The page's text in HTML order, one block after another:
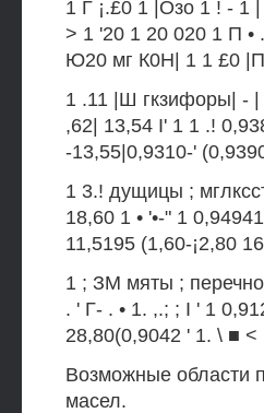
1 Г ¡.£0 1 |Озо 1 ! - 1
> 1 '20 1 20 020 1 П
Ю20 мг К0Н| 1 1 £0
1 .11 |Ш гкзифоры| - |
,62| 13,54 I' 1 1 .!
-13,55|0,9310-'
1 3.! дущицы ;
18,60 1 • '•-" 1
11,5195 (1,60-¡2,80
1 ; ЗМ мяты ;
. ' Г- . • 1. ,.; ; I ' 1
28,80(0,9042 ' 1. \ ■
Возможные области
масел.